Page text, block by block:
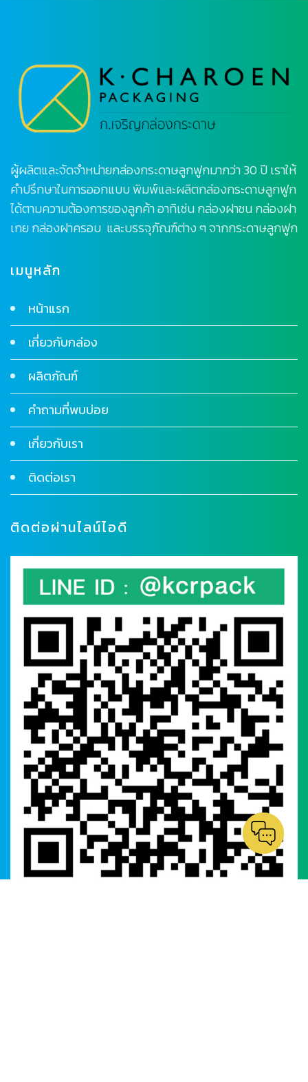
ผู้ผลิตและจัดจำหน่ายกล่องกระดาษลูกฟูกมากว่า 30 ปี เราให้
คำปรึกษาในการออกแบบ พิมพ์และผลิตกล่องกระดาษลูกฟูก
ได้ตามความต้องการของลูกค้า อาทิเช่น กล่องฝาชน กล่องฝา
เกย กล่องฝาครอบ และบรรจุภัณฑ์ต่าง ๆ จากกระดาษลูกฟูก
เมนูหลัก
หน้าแรก
เกี่ยวกับกล่อง
ผลิตภัณฑ์
คำถามที่พบบ่อย
เกี่ยวกับเรา
ติดต่อเรา
ติดต่อผ่านไลน์ไอดี